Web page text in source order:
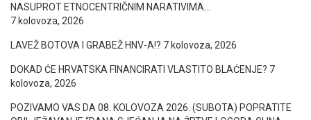
NASUPROT ETNOCENTRIČNIM NARATIVIMA…
7 kolovoza, 2026
LAVEŽ BOTOVA I GRABEŽ HNV-A!? 7 kolovoza, 2026
DOKAD ĆE HRVATSKA FINANCIRATI VLASTITO BLAĆENJE? 7
kolovoza, 2026
POZIVAMO VAS DA 08. KOLOVOZA 2026. (SUBOTA) POPRATITE